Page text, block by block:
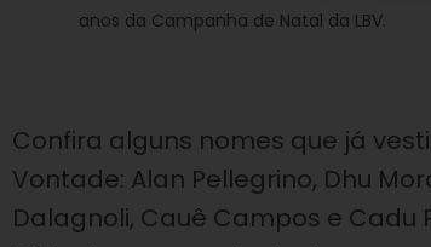
anos da Campanha de Natal da LBV.
Confira alguns nomes que já
Vontade: Alan Pellegrino, Dhu
Dalagnoli, Cauê Campos e Cadu